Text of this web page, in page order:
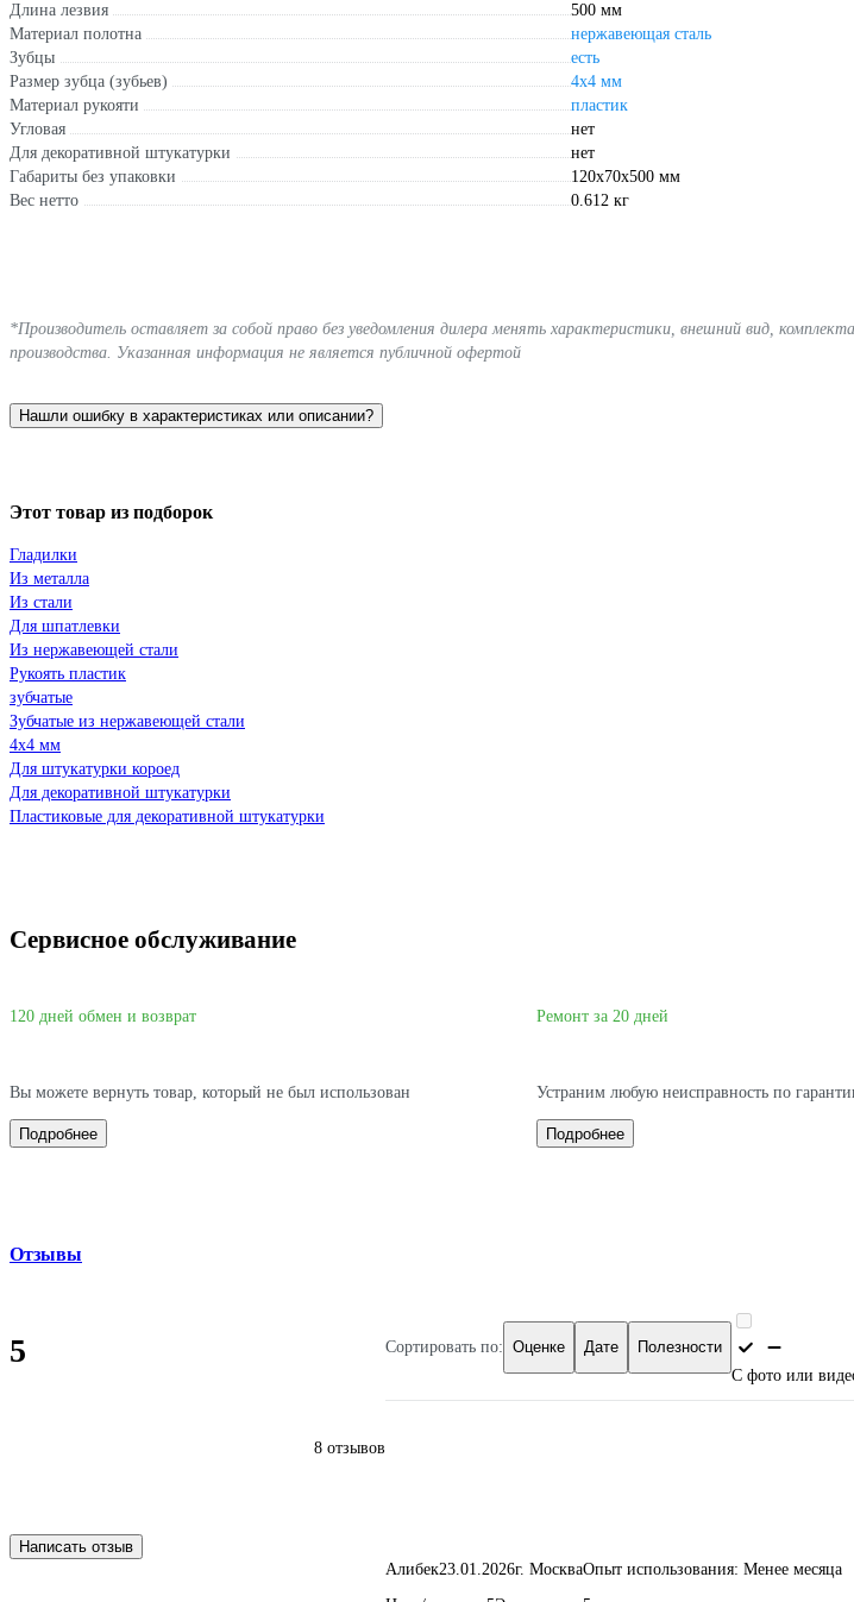
Длина лезвия
500 мм
Материал полотна
нержавеющая сталь
Зубцы
есть
Размер зубца (зубьев)
4х4 мм
Материал рукояти
пластик
Угловая
нет
Для декоративной штукатурки
нет
Габариты без упаковки
120х70х500 мм
Вес нетто
0.612 кг
*Производитель оставляет за собой право без уведомления дилера менять характеристики, внешний вид,
производства. Указанная информация не является публичной офертой
Нашли ошибку в характеристиках или описании?
Этот товар из подборок
Гладилки
Из металла
Из стали
Для шпатлевки
Из нержавеющей стали
Рукоять пластик
зубчатые
Зубчатые из нержавеющей стали
4х4 мм
Для штукатурки короед
Для декоративной штукатурки
Пластиковые для декоративной штукатурки
Сервисное обслуживание
120 дней обмен и возврат
Вы можете вернуть товар, который не был использован
Подробнее
Ремонт за 20 дней
Устраним любую неисправность по
Подробнее
Отзывы
5
8 отзывов
Написать отзыв
Сортировать по: Оценке Дате
Полезности
С фото или
Алибек23.01.2026г. МоскваОпыт использования: Менее месяца